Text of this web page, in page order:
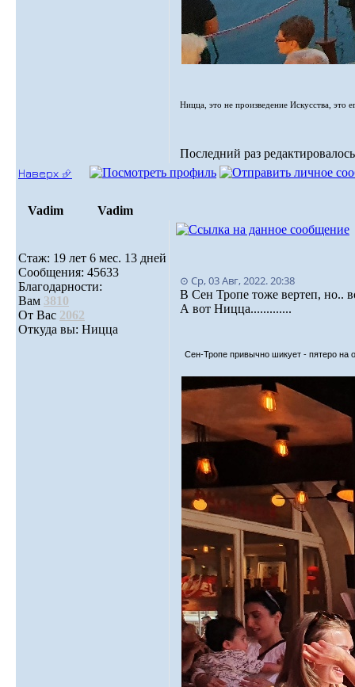
Ницца, это не произведение Искусства, это
Последний раз
Наверх ⮵
Vadim Vadim
Стаж: 19 лет 6 мес. 13 дней
Сообщения: 45633
Благодарности:
Вам 3810
От Вас 2062
Откуда вы: Ницца
⊙ Ср, 03 Авг, 2022. 20:38
В Сен Тропе тоже вертеп, но..
А вот Ницца.............
Сен-Тропе привычно шикует - пятеро на